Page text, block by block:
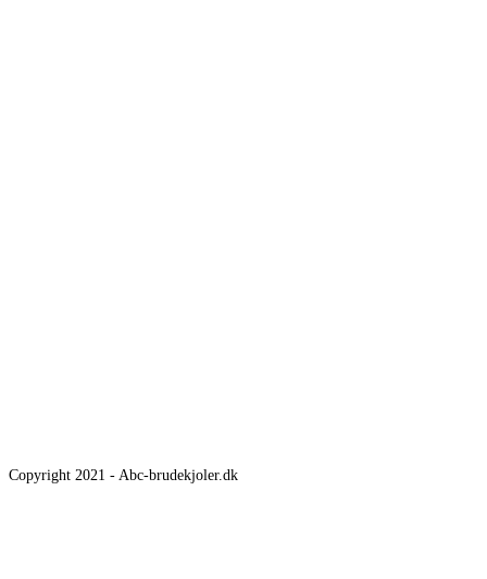
Copyright 2021 - Abc-brudekjoler.dk